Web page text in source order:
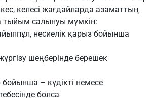
келесі жағдайларда азаматтың
тыйым салынуы мүмкін:
несиелік қарыз бойынша
шеңберінде берешек
– күдікті немесе
болса